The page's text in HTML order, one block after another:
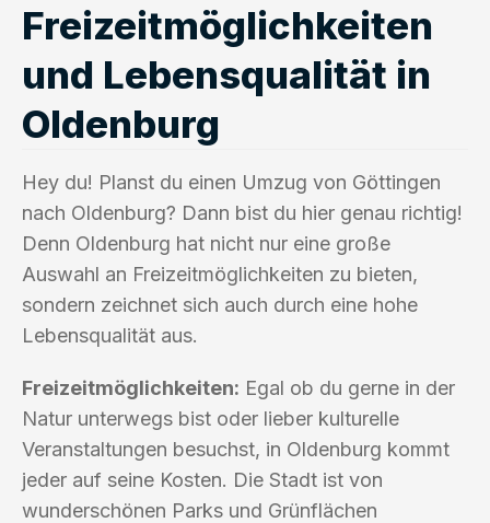
Freizeitmöglichkeiten
und Lebensqualität in
Oldenburg
Hey du! Planst du einen Umzug von Göttingen
nach Oldenburg? Dann bist du hier genau richtig!
Denn Oldenburg hat nicht nur eine große
Auswahl an Freizeitmöglichkeiten zu bieten,
sondern zeichnet sich auch durch eine hohe
Lebensqualität aus.
Freizeitmöglichkeiten: Egal ob du gerne in der
Natur unterwegs bist oder lieber kulturelle
Veranstaltungen besuchst, in Oldenburg kommt
jeder auf seine Kosten. Die Stadt ist von
wunderschönen Parks und Grünflächen